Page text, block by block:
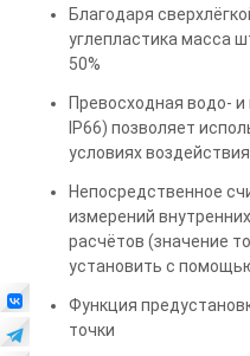
Благодаря
углепластика масса
50%
Превосходная водо-
IP66) позволяет
условиях
Непосредственное
измерений
расчётов (значение
установить с
Функция
точки